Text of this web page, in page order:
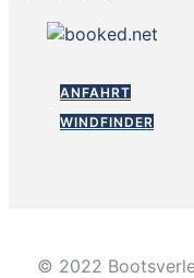
ANFAHRT
WINDFINDER
© 2022